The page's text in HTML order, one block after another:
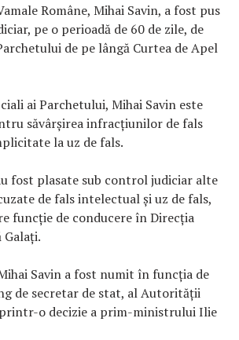
Române, Mihai Savin, a fost pus
pe o perioadă de 60 de zile, de
de pe lângă Curtea de Apel
ai Parchetului, Mihai Savin este
săvârșirea infracțiunilor de fals
la uz de fals.
fost plasate sub control judiciar alte
de fals intelectual și uz de fals,
funcție de conducere în Direcția
Galați.
Savin a fost numit în funcția de
de secretar de stat, al Autorității
printr-o decizie a prim-ministrului Ilie